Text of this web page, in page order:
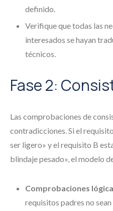
definido.
Verifique que todas las
interesados se hayan
técnicos.
Fase 2:
Las comprobaciones de
contradicciones. Si el
ser ligero» y el requisito B
blindaje pesado», el modelo
Comprobaciones
requisitos padres no